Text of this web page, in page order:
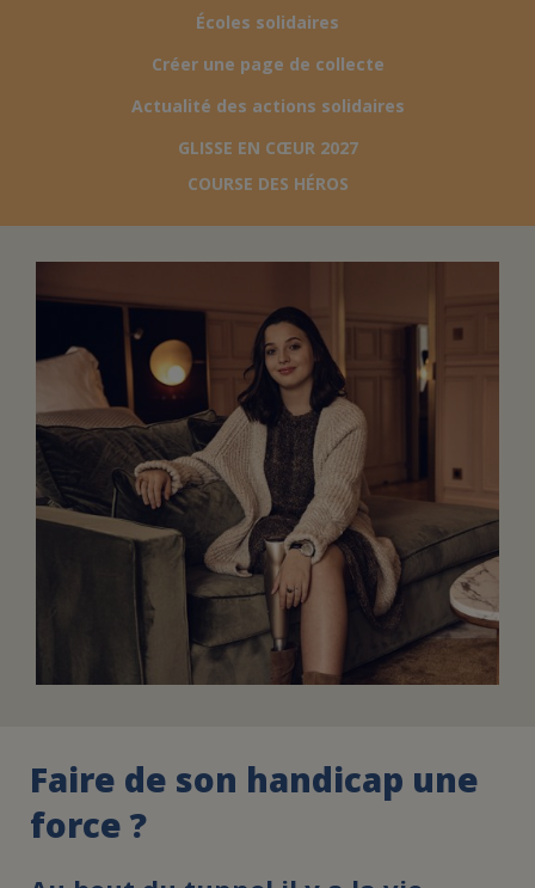
FAIRE UN DON
ESPACE PRESSE
BÉNÉVOLE
Écoles solidaires
Créer une page de collecte
Actualité des actions solidaires
GLISSE EN CŒUR 2027
COURSE DES HÉROS
Faire de son handicap une
force ?